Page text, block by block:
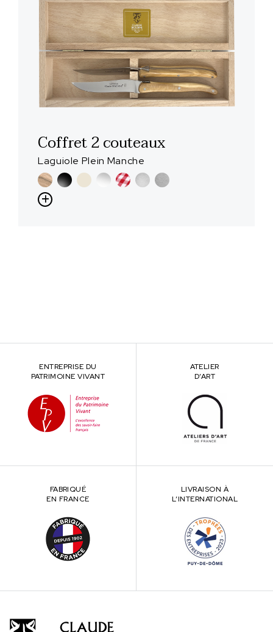
Coffret 2 couteaux
Laguiole Plein Manche
ENTREPRISE DU
PATRIMOINE VIVANT
ATELIER
D’ART
FABRIQUÉ
EN FRANCE
LIVRAISON À
L’INTERNATIONAL